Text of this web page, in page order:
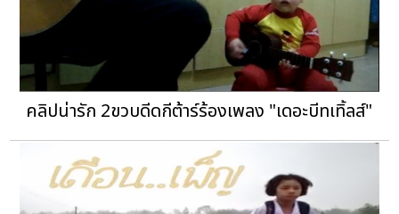
คลิปน่ารัก 2ขวบดีดกีต้าร์ร้องเพลง "เดอะบีทเทิ้ลส์"